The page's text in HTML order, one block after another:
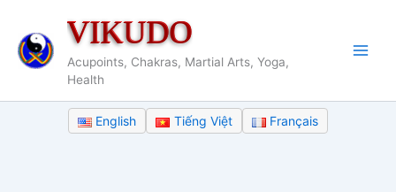
dung
VIKUDO
Acupoints, Chakras, Martial Arts, Yoga,
Health
English Tiếng Việt Français